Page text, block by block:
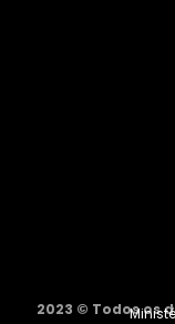
2023 © Todos os